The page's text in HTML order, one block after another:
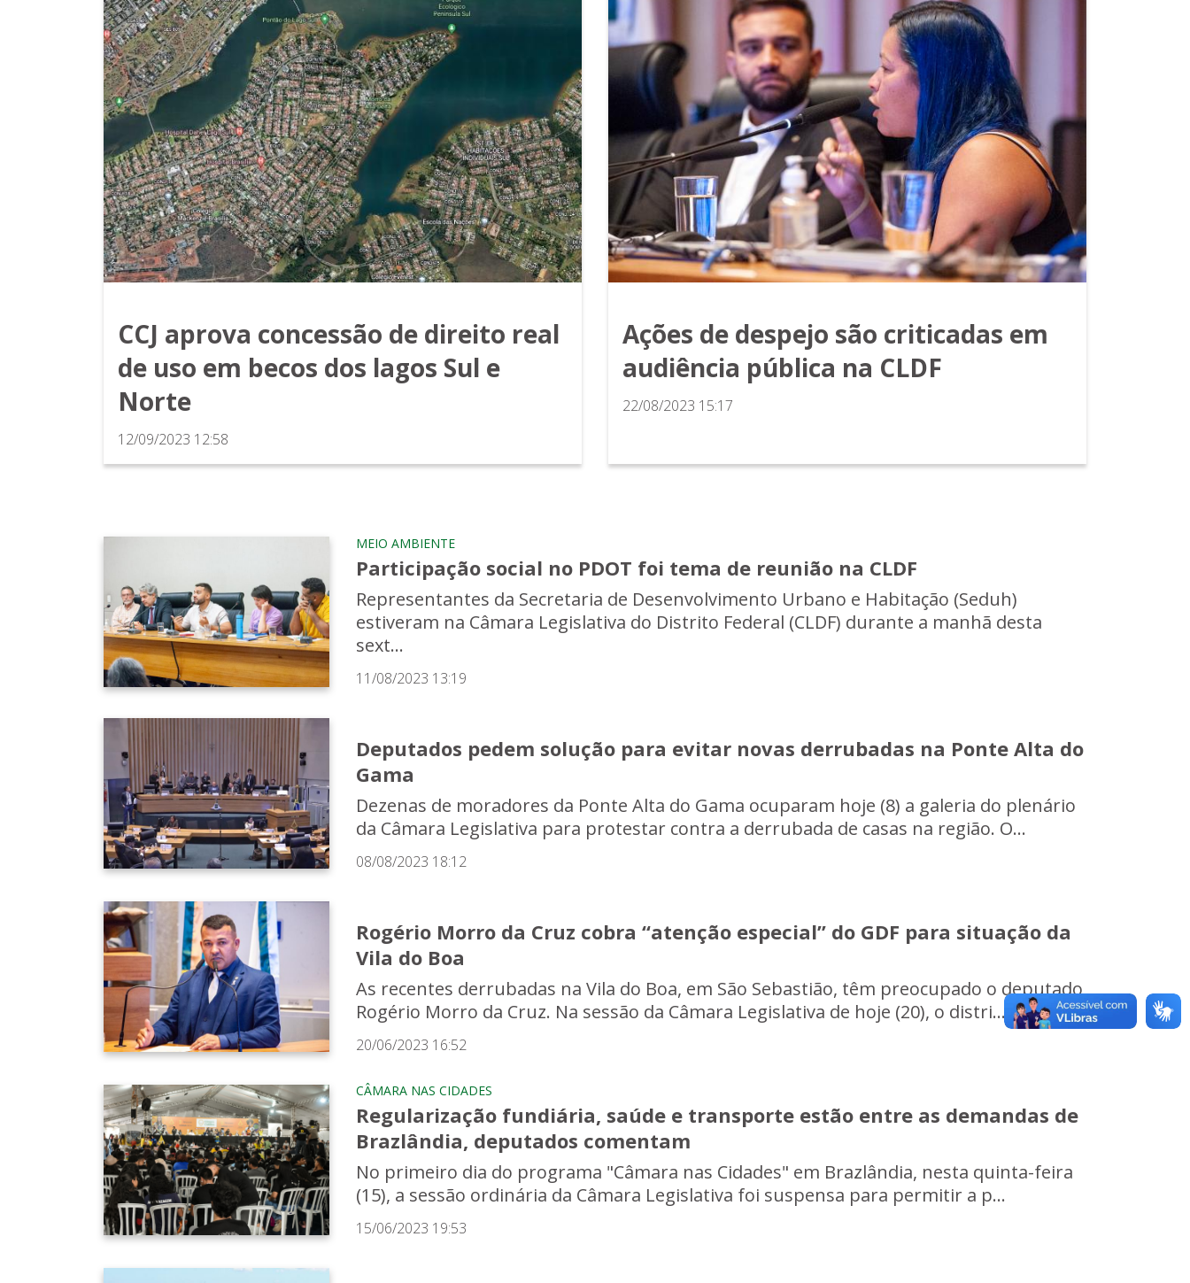
CCJ aprova concessão de direito real
de uso em becos dos lagos Sul e
Norte
12/09/2023 12:58
Ações de despejo são criticadas em
audiência pública na CLDF
22/08/2023 15:17
MEIO AMBIENTE
Participação social no PDOT foi tema de reunião na CLDF
Representantes da Secretaria de Desenvolvimento Urbano e Habitação (Seduh)
estiveram na Câmara Legislativa do Distrito Federal (CLDF) durante a manhã desta
sext...
11/08/2023 13:19
Deputados pedem solução para evitar novas derrubadas na Ponte Alta do
Gama
Dezenas de moradores da Ponte Alta do Gama ocuparam hoje (8) a galeria do plenário
da Câmara Legislativa para protestar contra a derrubada de casas na região. O...
08/08/2023 18:12
Rogério Morro da Cruz cobra “atenção especial” do GDF para situação da
Vila do Boa
As recentes derrubadas na Vila do Boa, em São Sebastião, têm preocupado o deputado
Rogério Morro da Cruz. Na sessão da Câmara Legislativa de hoje (20), o distri...
20/06/2023 16:52
CÂMARA NAS CIDADES
Regularização fundiária, saúde e transporte estão entre as demandas de
Brazlândia, deputados comentam
No primeiro dia do programa "Câmara nas Cidades" em Brazlândia, nesta quinta-feira
(15), a sessão ordinária da Câmara Legislativa foi suspensa para permitir a p...
15/06/2023 19:53